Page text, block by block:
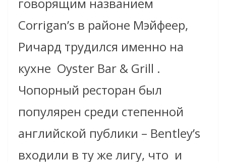
Corrigan’s в районе Мэйфеер,
Ричард трудился именно на
кухне Oyster Bar & Grill .
Чопорный ресторан был
популярен среди степенной
английской публики – Bentley’s
входили в ту же лигу, что и